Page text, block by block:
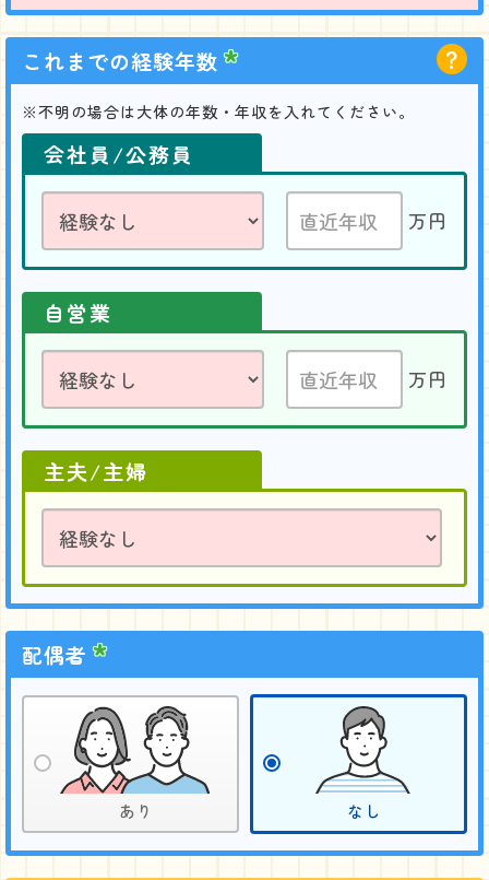
これまでの経験年数
不明の場合は大体の年数・年収を入れてください。
会社員/公務員
万円
自営業
万円
主夫/主婦
配偶者
あり なし